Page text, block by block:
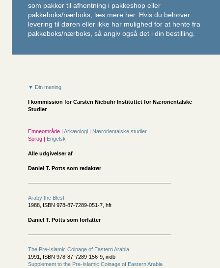
som pakker til afhentning i pakkeshop eller
pakkeboks/nærboks; læs mere her. Hvis du behøver
levering til døren eller ikke har mulighed for at hente fra
pakkeboks/nærboks, så angiv også det i din bestilling.
▼ Din mening
I kommission forCarsten Niebuhr Instituttet for Nærorientalske
Studier
Emneområde | Arkæologi | Nærorientalske studier |
Sprog | Engelsk |
Alle udgivelser af
Daniel T. Potts som redaktør
Araby the Blest
1988, ISBN 978-87-7289-051-7, hft
Daniel T. Potts som forfatter
The Pre-Islamic Coinage of Eastern Arabia
1991, ISBN 978-87-7289-156-9, indb
Supplement to the Pre-Islamic Coinage of Eastern Arabia